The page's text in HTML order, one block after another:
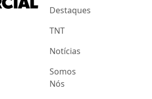
Destaques
TNT
Notícias
Somos
Nós